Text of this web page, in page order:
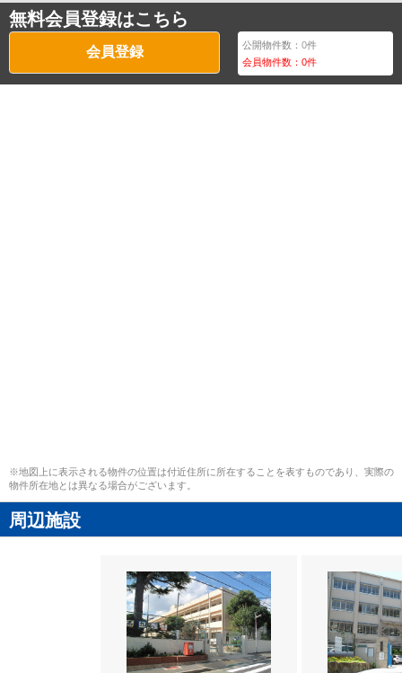
無料会員登録はこちら
会員登録 公開物件数：0件
会員物件数：0件
※地図上に表示される物件の位置は付近住所に所在することを表すものであり、実際の
物件所在地とは異なる場合がございます。
周辺施設